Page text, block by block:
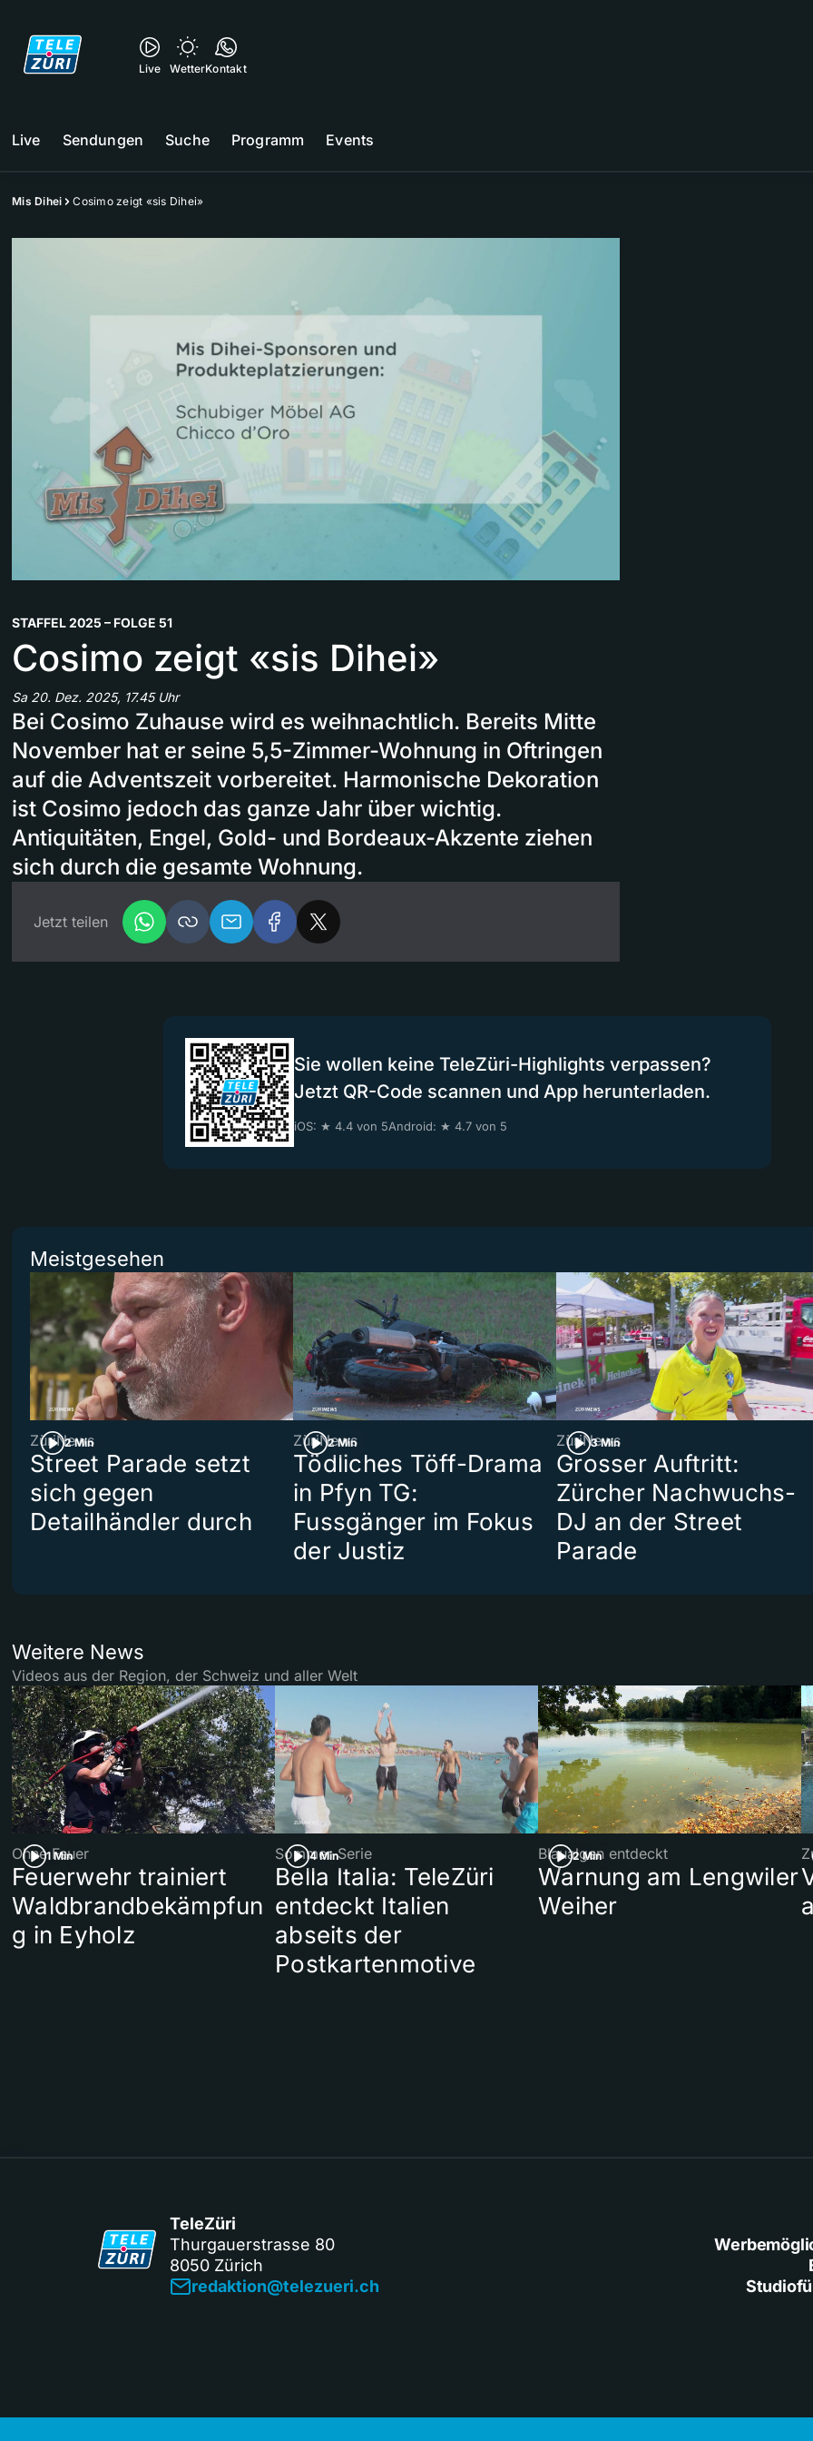
Live WetterKontakt
Live Sendungen Suche Programm Events
Mis Dihei Cosimo zeigt «sis Dihei»
STAFFEL 2025 – FOLGE 51
Cosimo zeigt «sis Dihei»
Sa 20. Dez. 2025, 17.45 Uhr
Bei Cosimo Zuhause wird es weihnachtlich. Bereits Mitte
November hat er seine 5,5-Zimmer-Wohnung in Oftringen
auf die Adventszeit vorbereitet. Harmonische Dekoration
ist Cosimo jedoch das ganze Jahr über wichtig.
Antiquitäten, Engel, Gold- und Bordeaux-Akzente ziehen
sich durch die gesamte Wohnung.
Jetzt teilen
Sie wollen keine TeleZüri-Highlights verpassen?
Jetzt QR-Code scannen und App herunterladen.
iOS: ★ 4.4 von 5Android: ★ 4.7 von 5
Meistgesehen
2 Min
ZüriNews
Street Parade setzt
sich gegen
Detailhändler durch
2 Min
ZüriNews
Tödliches Töff-Drama
in Pfyn TG:
Fussgänger im Fokus
der Justiz
3 Min
ZüriNews
Grosser Auftritt:
Zürcher Nachwuchs-
DJ an der Street
Parade
Weitere News
Videos aus der Region, der Schweiz und aller Welt
1 Min
Ohne Feuer
Feuerwehr trainiert
Waldbrandbekämpfun
g in Eyholz
4 Min
Sommer-Serie
Bella Italia: TeleZüri
entdeckt Italien
abseits der
Postkartenmotive
2 Min
Blaualgen entdeckt
Warnung am Lengwiler
Weiher
TeleZüri
Thurgauerstrasse 80
8050 Zürich
redaktion@telezueri.ch